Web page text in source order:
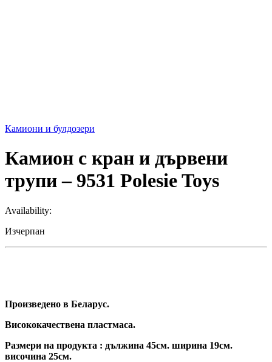
Камиони и булдозери
Камион с кран и дървени
трупи – 9531 Polesie Toys
Availability:
Изчерпан
Произведено в Беларус.
Висококачествена пластмаса.
Размери на продукта : дължина 45см. ширина 19см.
височина 25см.